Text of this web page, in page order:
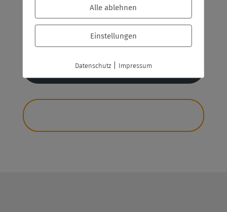
Bildungsscheck NRW, Bildungsprämie
Alle ablehnen
Einstellungen
Datenschutz| Impressum